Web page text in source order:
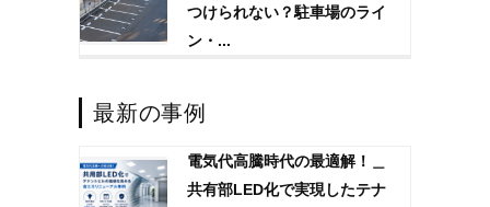
つけられない？駐車場のライ
ン・...
最新の事例
電気代高騰時代の最適解！＿
共有部LED化で実現したテナ